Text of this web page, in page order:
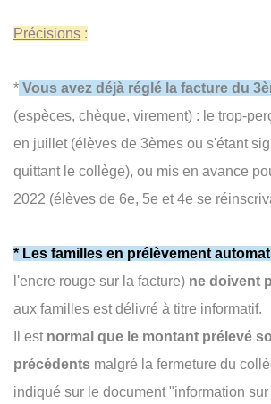
Précisions :
* Vous avez déjà réglé la facture du
(espèces, chèque, virement) : le trop-
en juillet (élèves de 3èmes ou s'étant
quittant le collège), ou mis en avance
2022 (élèves de 6e, 5e et 4e se
* Les familles en prélèvement
l'encre rouge sur la facture) ne doivent
aux familles est délivré à titre informatif.
Il est normal que le montant prélevé
précédents malgré la fermeture du
indiqué sur le document "information